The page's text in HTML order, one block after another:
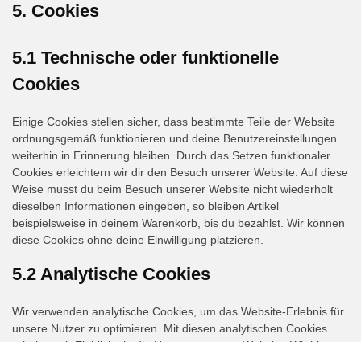
5. Cookies
5.1 Technische oder funktionelle
Cookies
Einige Cookies stellen sicher, dass bestimmte Teile der Website
ordnungsgemäß funktionieren und deine Benutzereinstellungen
weiterhin in Erinnerung bleiben. Durch das Setzen funktionaler
Cookies erleichtern wir dir den Besuch unserer Website. Auf diese
Weise musst du beim Besuch unserer Website nicht wiederholt
dieselben Informationen eingeben, so bleiben Artikel
beispielsweise in deinem Warenkorb, bis du bezahlst. Wir können
diese Cookies ohne deine Einwilligung platzieren.
5.2 Analytische Cookies
Wir verwenden analytische Cookies, um das Website-Erlebnis für
unsere Nutzer zu optimieren. Mit diesen analytischen Cookies